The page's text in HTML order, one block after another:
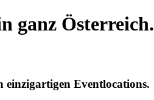
ganz Österreich.
einzigartigen Eventlocations.